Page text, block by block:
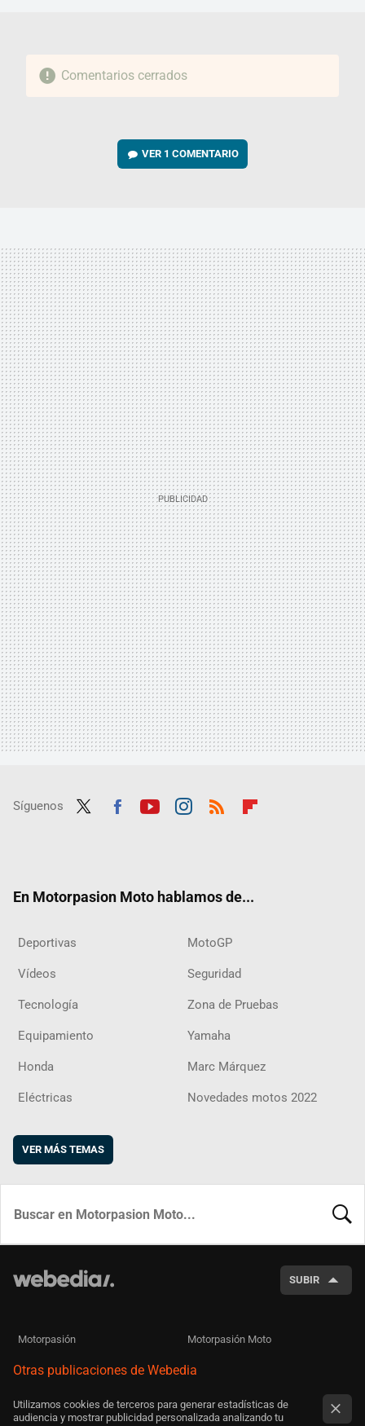
Comentarios cerrados
VER 1 COMENTARIO
Síguenos
En Motorpasion Moto hablamos de...
Deportivas MotoGP
Vídeos Seguridad
Tecnología Zona de Pruebas
Equipamiento Yamaha
Honda Marc Márquez
Eléctricas Novedades motos 2022
VER MÁS TEMAS
SUBIR
Motorpasión Motorpasión Moto
Otras publicaciones de Webedia
Utilizamos cookies de terceros para generar estadísticas de
audiencia y mostrar publicidad personalizada analizando tu